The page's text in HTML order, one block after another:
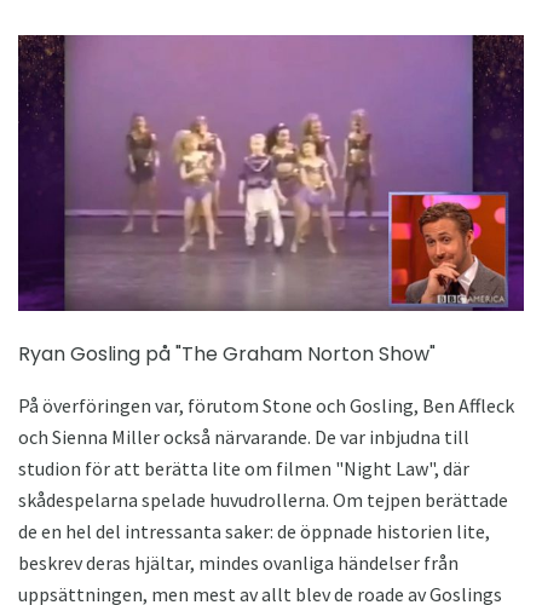
Ryan Gosling på "The Graham Norton Show"
På överföringen var, förutom Stone och Gosling, Ben Affleck
och Sienna Miller också närvarande. De var inbjudna till
studion för att berätta lite om filmen "Night Law", där
skådespelarna spelade huvudrollerna. Om tejpen berättade
de en hel del intressanta saker: de öppnade historien lite,
beskrev deras hjältar, mindes ovanliga händelser från
uppsättningen, men mest av allt blev de roade av Goslings